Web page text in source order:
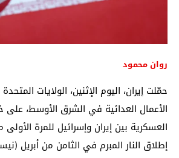
روان محمود
حمّلت إيران، اليوم الإثنين، الولايات
الأعمال العدائية في الشرق الأوسط، على
العسكرية بين إيران وإسرائيل للمرة
إطلاق النار المبرم في الثامن من أبريل